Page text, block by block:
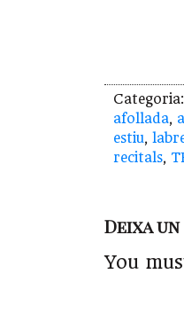
Categoria:
afollada,
estiu,
recitals,
Deixa
You